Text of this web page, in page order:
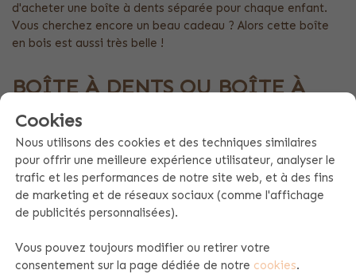
d'acheter une boîte à dents séparée pour chaque enfant.
Vous cherchez encore un beau cadeau ? Alors cette boîte
en bois est aussi très belle !
BOÎTE À DENTS OU BOÎTE À
CHEVEUX ?
Les premières dents de votre petit, ses bijoux ou ses
mèches de cheveux, rangez-les facilement dans ces boîtes
de rangement en bois amusantes. Alors donnez un coup de
main à la fée des dents et assurez-vous que les dents de
lait sont bien conservées dans cette jolie boîte à dents. Et
plus jolis bijoux de votre petit bout ? Ces boîtes en bois
sont parfaites pour cela aussi ! Amusant pour le moment,
Cookies
Nous utilisons des cookies et des techniques similaires
pour offrir une meilleure expérience utilisateur, analyser le
trafic et les performances de notre site web, et à des fins
de marketing et de réseaux sociaux (comme l'affichage
de publicités personnalisées).
Vous pouvez toujours modifier ou retirer votre
consentement sur la page dédiée de notre cookies.